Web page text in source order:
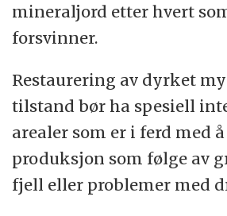
mineraljord etter hvert
forsvinner.
Restaurering av dyrket
tilstand bør ha spesiell
arealer som er i ferd med
produksjon som følge av
fjell eller problemer med